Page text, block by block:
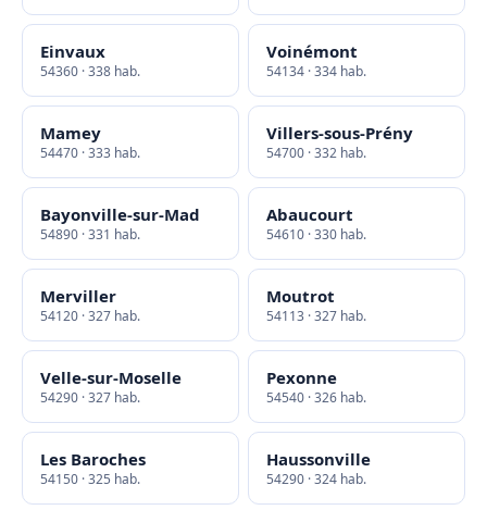
Einvaux
54360 · 338 hab.
Voinémont
54134 · 334 hab.
Mamey
54470 · 333 hab.
Villers-sous-Prény
54700 · 332 hab.
Bayonville-sur-Mad
54890 · 331 hab.
Abaucourt
54610 · 330 hab.
Merviller
54120 · 327 hab.
Moutrot
54113 · 327 hab.
Velle-sur-Moselle
54290 · 327 hab.
Pexonne
54540 · 326 hab.
Les Baroches
54150 · 325 hab.
Haussonville
54290 · 324 hab.